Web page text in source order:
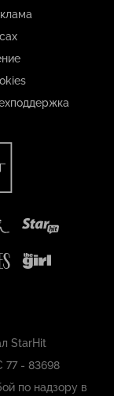
StarHit
- 83698
по надзору в